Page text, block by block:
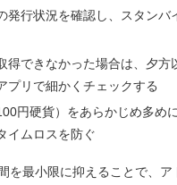
発行状況を確認し、スタンバ
得できなかった場合は、夕方
プリで細かくチェックする
円硬貨）をあらかじめ多め
イムロスを防ぐ
を最小限に抑えることで、ア